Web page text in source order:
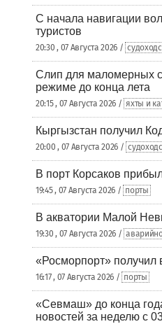
С начала навигации
туристов
20:30 , 07 Августа 2026 /
Слип для маломерных
режиме до конца лета
20:15 , 07 Августа 2026 / яхты и
Кыргызстан получил
20:00 , 07 Августа 2026 /
В порт Корсаков
19:45 , 07 Августа 2026 / порты
В акватории Малой
19:30 , 07 Августа 2026 /
«Росморпорт» получил
16:17 , 07 Августа 2026 / порты
«Севмаш» до конца
новостей за неделю с